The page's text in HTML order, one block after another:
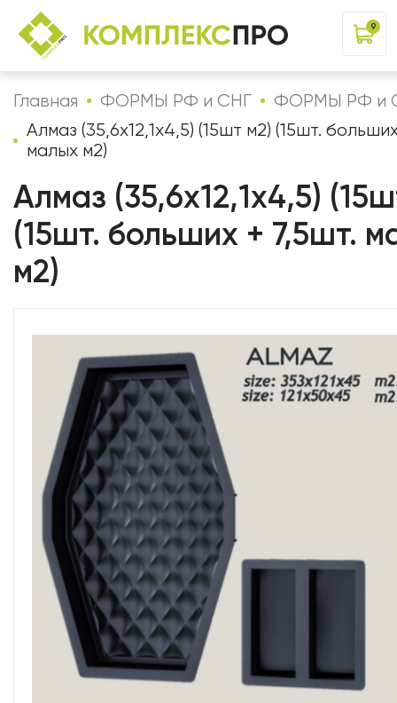
9
Главная ФОРМЫ РФ и СНГ
ФОРМЫ РФ и
Алмаз (35,6х12,1х4,5) (15шт м2) (15шт.
малых м2)
Алмаз (35,6х12,1х4,5)
(15шт. больших + 7,5шт.
м2)